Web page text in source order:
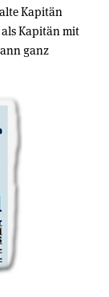
Kapitän
als Kapitän mit
ganz